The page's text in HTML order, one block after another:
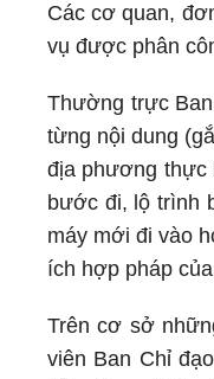
Các cơ quan,
vụ được phân
Thường trực
từng nội dung
địa phương thực
bước đi, lộ trình
máy mới đi vào
ích hợp pháp
Trên cơ sở
viên Ban Chỉ